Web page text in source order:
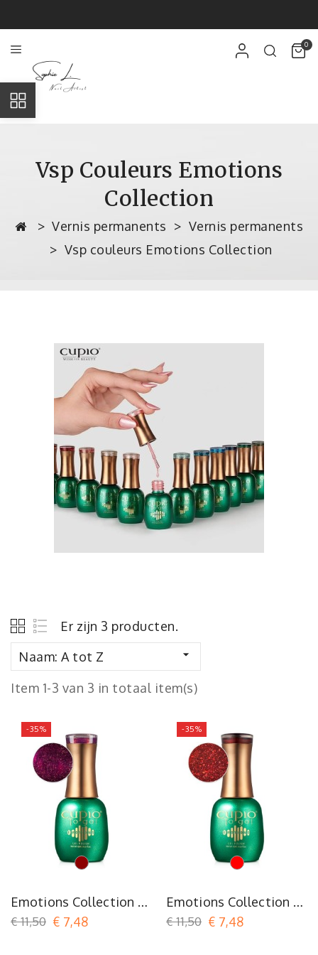
0
Vsp Couleurs Emotions
Collection
Vernis permanents
Vernis permanents
Vsp couleurs Emotions Collection
Er zijn 3 producten.
Naam: A tot Z

Item 1-3 van 3 in totaal item(s)
-35%
Emotions Collection -
Delight
€ 11,50 € 7,48
Bordeaux
-35%
Emotions Collection -
Desire
€ 11,50 € 7,48
Rood